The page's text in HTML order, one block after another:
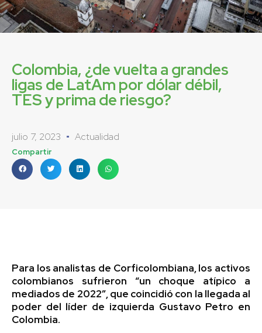
Colombia, ¿de vuelta a grandes
ligas de LatAm por dólar débil,
TES y prima de riesgo?
julio 7, 2023 Actualidad
Compartir
Para los analistas de Corficolombiana, los activos
colombianos sufrieron “un choque atípico a
mediados de 2022″, que coincidió con la llegada al
poder del líder de izquierda Gustavo Petro en
Colombia.